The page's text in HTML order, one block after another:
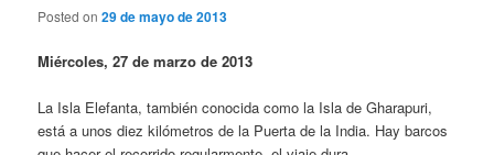
Posted on29 de mayo de 2013
Miércoles, 27 de marzo de 2013
La Isla Elefanta, también conocida como la Isla de Gharapuri,
está a unos diez kilómetros de la Puerta de la India. Hay barcos